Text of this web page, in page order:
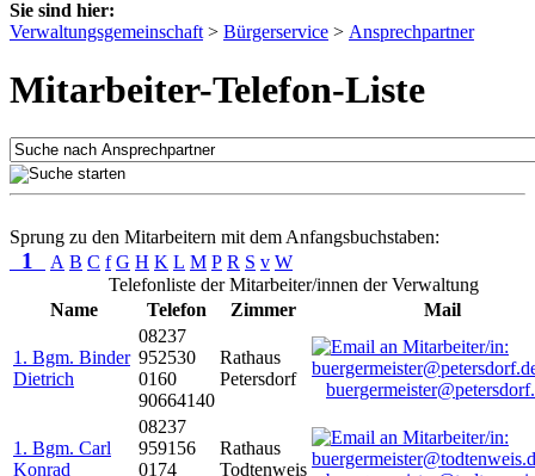
Sie sind hier:
Verwaltungsgemeinschaft > Bürgerservice > Ansprechpartner
Mitarbeiter-Telefon-Liste
Sprung zu den Mitarbeitern mit dem Anfangsbuchstaben:
1 A B C f G H K L M P R S v W
Telefonliste der Mitarbeiter/innen der Verwaltung
Name
Telefon Zimmer Mail
1. Bgm. Binder
Dietrich
08237
952530
0160
90664140
Rathaus
Petersdorf
1. Bgm. Carl
Konrad
08237
959156
0174
Rathaus
Todtenweis